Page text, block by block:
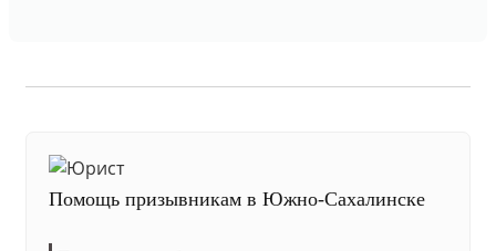
Помощь призывникам в Южно-Сахалинске